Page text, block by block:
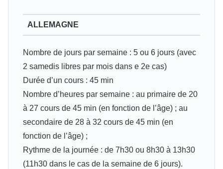
ALLEMAGNE
Nombre de jours par semaine : 5 ou 6 jours (avec
2 samedis libres par mois dans e 2e cas)
Durée d’un cours : 45 min
Nombre d’heures par semaine : au primaire de 20
à 27 cours de 45 min (en fonction de l’âge) ; au
secondaire de 28 à 32 cours de 45 min (en
fonction de l’âge) ;
Rythme de la journée : de 7h30 ou 8h30 à 13h30
(11h30 dans le cas de la semaine de 6 jours).